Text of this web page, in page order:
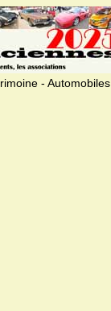
- Automobiles